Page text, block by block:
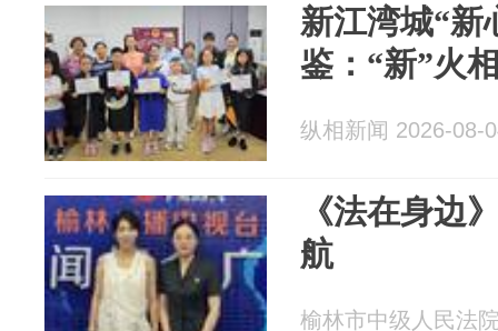
新江湾城“新
鉴：“新”火
纵相新闻 2026-08-
《法在身边
航
榆林市中级人民法